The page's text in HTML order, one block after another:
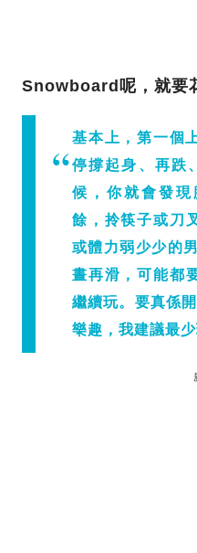
Snowboard呢，就要
基本上，第一個
停撐起身、再跌
候，你就會發現
餘，拎筷子或刀
或體力弱少少的
晝再滑，可能都
繼續玩。要真係
樂趣， 我建議最少